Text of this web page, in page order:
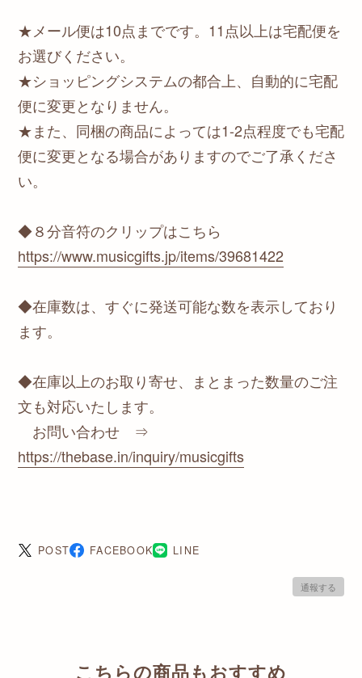
★メール便は10点までです。11点以上は宅配便を
お選びください。
★ショッピングシステムの都合上、自動的に宅配
便に変更となりません。
★また、同梱の商品によっては1-2点程度でも宅配
便に変更となる場合がありますのでご了承くださ
い。
◆８分音符のクリップはこちら
https://www.musicgifts.jp/items/39681422
◆在庫数は、すぐに発送可能な数を表示しており
ます。
◆在庫以上のお取り寄せ、まとまった数量のご注
文も対応いたします。
お問い合わせ ⇒
https://thebase.in/inquiry/musicgifts
POST FACEBOOK LINE
通報する
こちらの商品もおすすめ